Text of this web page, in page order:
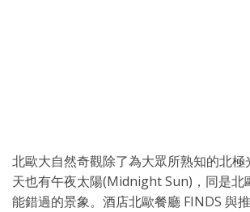
北歐大自然奇觀除了為大眾所熟知的北極
天也有午夜太陽(Midnight Sun)，同是北
能錯過的景象。酒店北歐餐廳 FINDS 與